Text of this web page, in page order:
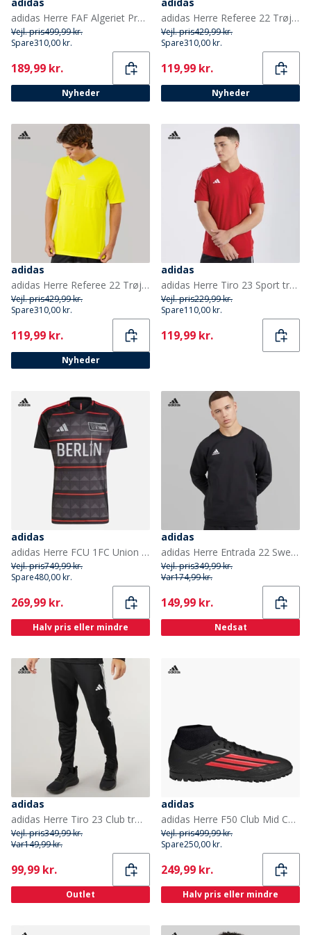
adidas Herre FAF Algeriet Præsentation Træningsbukser Sort
Vejl. pris499,99 kr.
Spare310,00 kr.
Current
189,99 kr.
Nyheder
adidas Herre Referee 22 Trøje Sort
Vejl. pris429,99 kr.
Spare310,00 kr.
Current
119,99 kr.
Nyheder
adidas
adidas Herre Referee 22 Trøje Bright Yellow
Vejl. pris429,99 kr.
Spare310,00 kr.
Current
119,99 kr.
Nyheder
adidas
adidas Herre Tiro 23 Sport træningstrøjer Rød
Vejl. pris229,99 kr.
Spare110,00 kr.
Current
119,99 kr.
adidas
adidas Herre FCU 1FC Union Berlin 24/25 udebanetrøje Sort/Vivid Red
Vejl. pris749,99 kr.
Spare480,00 kr.
Current
269,99 kr.
Halv pris eller mindre
adidas
adidas Herre Entrada 22 Sweatshirt Sort
Vejl. pris349,99 kr.
Var174,99 kr.
Current
149,99 kr.
Nedsat
adidas
adidas Herre Tiro 23 Club træningsbukser Sort/Hvid
Vejl. pris349,99 kr.
Var149,99 kr.
Current
99,99 kr.
Outlet
adidas
adidas Herre F50 Club Mid Cut Stealth Victory Pack TF Kunstgræs Fodboldstøvler Core Black/Lucid Red/Sort
Vejl. pris499,99 kr.
Spare250,00 kr.
Current
249,99 kr.
Halv pris eller mindre